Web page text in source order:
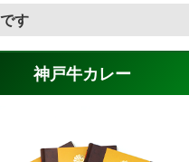
す
神戸牛カレー